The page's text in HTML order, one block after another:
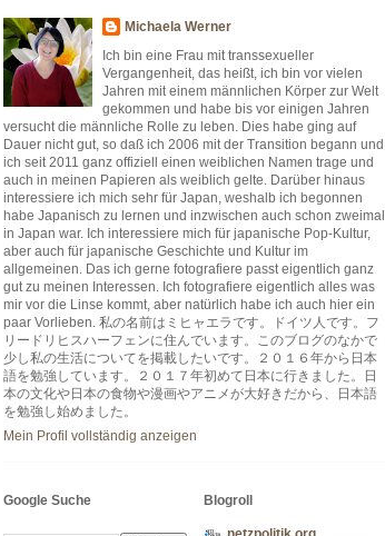
Michaela Werner
Ich bin eine Frau mit transsexueller
Vergangenheit, das heißt, ich bin vor vielen
Jahren mit einem männlichen Körper zur Welt
gekommen und habe bis vor einigen Jahren
versucht die männliche Rolle zu leben. Dies habe ging auf
Dauer nicht gut, so daß ich 2006 mit der Transition begann und
ich seit 2011 ganz offiziell einen weiblichen Namen trage und
auch in meinen Papieren als weiblich gelte. Darüber hinaus
interessiere ich mich sehr für Japan, weshalb ich begonnen
habe Japanisch zu lernen und inzwischen auch schon zweimal
in Japan war. Ich interessiere mich für japanische Pop-Kultur,
aber auch für japanische Geschichte und Kultur im
allgemeinen. Das ich gerne fotografiere passt eigentlich ganz
gut zu meinen Interessen. Ich fotografiere eigentlich alles was
mir vor die Linse kommt, aber natürlich habe ich auch hier ein
paar Vorlieben. 私の名前はミヒャエラです。ドイツ人です。フ
リードリヒスハーフェンに住んでいます。このブログのなかで
少し私の生活についてを掲載したいです。２０１６年から日本
語を勉強しています。２０１７年初めて日本に行きました。日
本の文化や日本の食物や漫画やアニメが大好きだから、日本語
を勉強し始めました。
Mein Profil vollständig anzeigen
Google Suche Blogroll